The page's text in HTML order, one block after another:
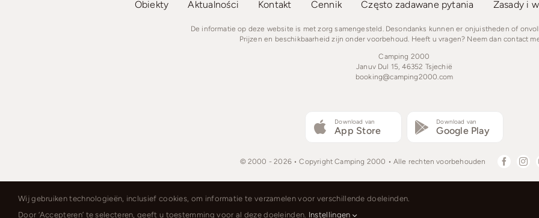
Obiekty Aktualności Kontakt Cennik Często zadawane pytania Zasady i
De informatie op deze website is met zorg samengesteld. Desondanks kunnen er onjuistheden of
Prijzen en beschikbaarheid zijn onder voorbehoud. Heeft u vragen? Neem dan contact
Camping 2000
Januv Dul 15, 46352 Tsjechië
booking@camping2000.com
Download van
App Store
Download van
Google Play
© 2000 - 2026 • Copyright Camping 2000 • Alle rechten voorbehouden
Wij gebruiken technologieën, inclusief cookies, om informatie te verzamelen voor verschillende doeleinden.
Door ‘Accepteren’ te selecteren, geeft u toestemming voor al deze doeleinden. Instellingen